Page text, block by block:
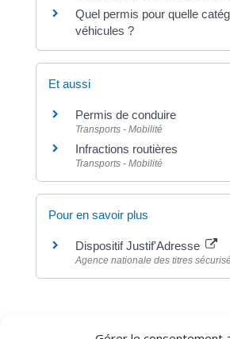
Quel permis pour quelle
véhicules ?
Et aussi
Permis de conduire
Transports - Mobilité
Infractions routières
Transports - Mobilité
Pour en savoir plus
Dispositif Justif'Adresse
Agence nationale des titres